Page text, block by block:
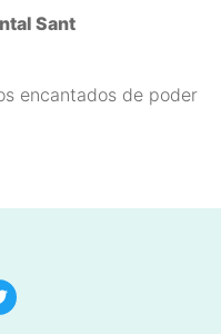
Sant
encantados de poder